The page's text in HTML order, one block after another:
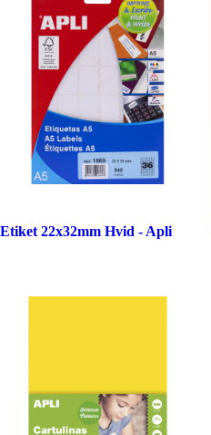
Etiket 22x32mm Hvid - Apli